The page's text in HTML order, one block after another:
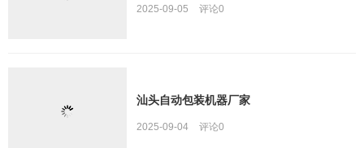
2025-09-05 评论0
汕头自动包装机器厂家
2025-09-04 评论0